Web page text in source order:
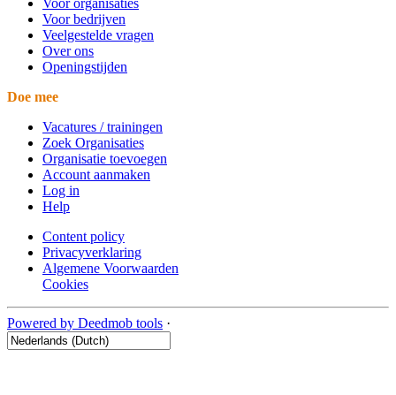
Voor organisaties
Voor bedrijven
Veelgestelde vragen
Over ons
Openingstijden
Doe mee
Vacatures / trainingen
Zoek Organisaties
Organisatie toevoegen
Account aanmaken
Log in
Help
Content policy
Privacyverklaring
Algemene Voorwaarden
Cookies
Powered by Deedmob tools ·